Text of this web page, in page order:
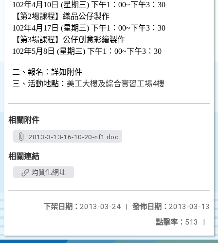
102年4月 10 日 (星期三) 下午1 ： 00~下午3 ： 30
【第2場課程】織品公仔製作
102年4月 17 日 (星期三) 下午1 ： 00~下午3 ： 30
【第3場課程】公仔創意彩繪製作
102年5月 8 日 (星期三) 下午1 ： 00~下午3 ： 30
二、 報名：詳如附件
三、 活動地點： 美工大樓及綜合實習工場4樓
相關附件
2013-3-13-16-10-20-nf1.doc
相關連結
均質化網址
發佈日期： 2013-03-13
下架日期： 2013-03-24
|
點擊率： 513 |